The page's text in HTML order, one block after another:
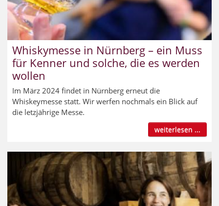
Whiskymesse in Nürnberg – ein Muss
für Kenner und solche, die es werden
wollen
Im März 2024 findet in Nürnberg erneut die
Whiskeymesse statt. Wir werfen nochmals ein Blick auf
die letzjährige Messe.
weiterlesen ...